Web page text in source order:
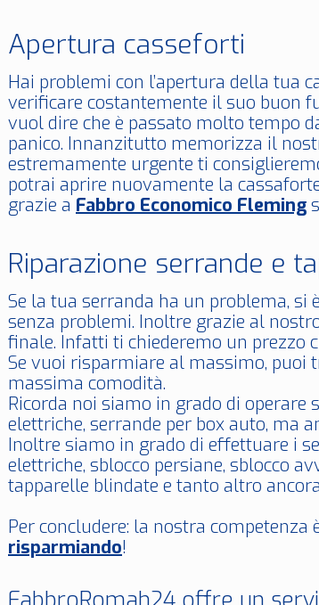
Apertura casseforti
Hai problemi con l’apertura della tua
verificare costantemente il suo buon
vuol dire che è passato molto tempo
panico. Innanzitutto memorizza il
estremamente urgente ti
potrai aprire nuovamente la
grazie a Fabbro Economico Fleming
Riparazione serrande e
Se la tua serranda ha un problema,
senza problemi. Inoltre grazie al
finale. Infatti ti chiederemo un prezzo
Se vuoi risparmiare al massimo, puoi
massima comodità.
Ricorda noi siamo in grado di operare
elettriche, serrande per box auto, ma
Inoltre siamo in grado di effettuare i
elettriche, sblocco persiane, sblocco
tapparelle blindate e tanto altro
Per concludere: la nostra competenza
risparmiando!